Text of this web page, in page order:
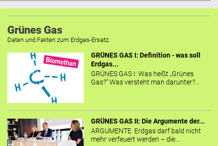
Grünes Gas
Daten und Fakten zum Erdgas-Ersatz.
GRÜNES GAS I: Definition - was soll
Erdgas...
GRÜNES GAS I: Was heißt „Grünes
Gas?“ Was versteht man darunter?...
GRÜNES GAS II: Die Argumente der...
ARGUMENTE Erdgas darf bald nicht
mehr verfeuert werden – die...